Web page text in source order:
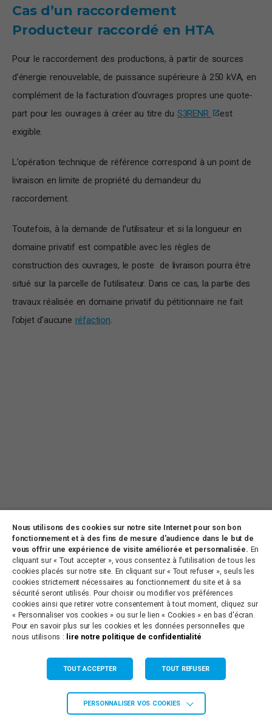
Cas d’un raccordement
Producteur raccordé en HTA
Pour le raccordement des productions, à partir de sources
d’énergie renouvelable, de puissance supérieure à 250 kVA, en
complément de la facturation d’ouvrages propres une quote-
part pour les ouvrages à créer au titre du S3RENR
est
exigible.
L’opération technique de référence correspond à un point de
livraison en limite de propriété du demandeur du
raccordement.
Toutefois, à la demande de l’utilisateur et si la longueur en
domaine privatif est compatible avec les règles de
construction des ouvrages, le poste de livraison pourra être
situé sur la parcelle de l’utilisateur. Dans ce cas, la partie des
travaux réalisée en domaine privatif du pétitionnaire ne fait
l’objet d’aucune réfaction.
CONTACT PARTENARIATS
OFFRES D’EMPLOI
PLAN DU SITE
MENTIONS LÉGALES
Antenne de Paulhan
34230 PAULHAN
Tél. 04 67 66 67 66
Agence de Grabels
Nous utilisons des cookies sur notre site Internet pour son bon
fonctionnement et à des fins de mesure d'audience dans le but de
vous offrir une expérience de visite améliorée et personnalisée. En
cliquant sur « Tout accepter », vous consentez à l'utilisation de tous les
cookies placés sur notre site. En cliquant sur « Tout refuser », seuls les
cookies strictement nécessaires au fonctionnement du site et à sa
sécurité seront utilisés. Pour choisir ou modifier vos préférences
cookies ainsi que retirer votre consentement à tout moment, cliquez sur
« Personnaliser vos cookies » ou sur le lien « Cookies » en bas d'écran.
Pour en savoir plus sur les cookies et les données personnelles que
nous utilisons : lire notre politique de confidentialité
TOUT ACCEPTER TOUT REFUSER
PERSONNALISER VOS COOKIES